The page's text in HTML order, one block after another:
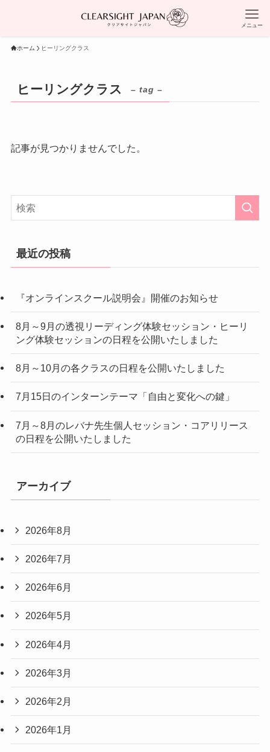
メニュー
ホーム ヒーリングクラス
ヒーリングクラス – tag –
記事が見つかりませんでした。
最近の投稿
『オンラインスクール説明会』開催のお知らせ
8月～9月の透視リーディング体験セッション・ヒーリ
ング体験セッションの日程を公開いたしました
8月～10月の各クラスの日程を公開いたしました
7月15日のインターンテーマ「自由と変化への鍵」
7月～8月のレバナ先生個人セッション・コアリリース
の日程を公開いたしました
アーカイブ
2026年8月
2026年7月
2026年6月
2026年5月
2026年4月
2026年3月
2026年2月
2026年1月